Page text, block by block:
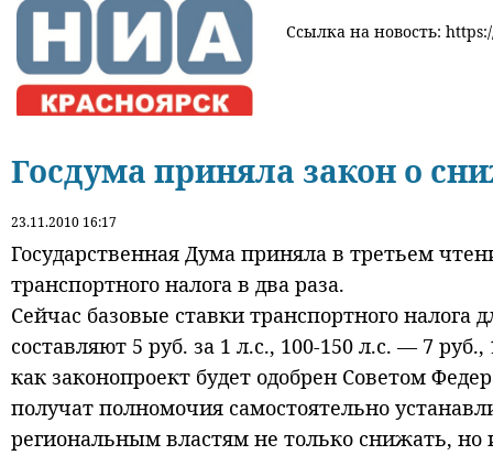
Ссылка на новость:
Госдума приняла закон о
23.11.2010 16:17
Государственная Дума приняла в третьем
транспортного налога в два раза.
Сейчас базовые ставки транспортного
составляют 5 руб. за 1 л.с., 100-150 л.с. — 7
как законопроект будет одобрен Советом
получат полномочия самостоятельно
региональным властям не только снижать, но